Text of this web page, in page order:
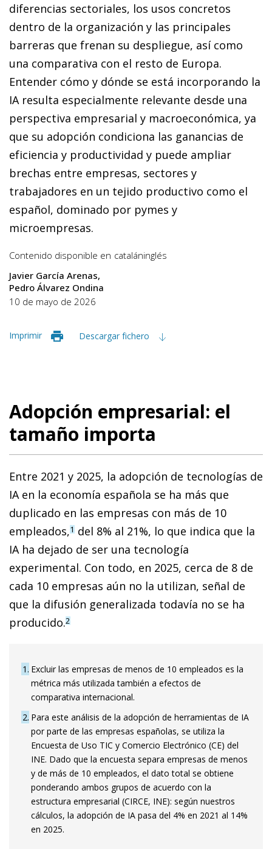
diferencias sectoriales, los usos concretos
dentro de la organización y las principales
barreras que frenan su despliegue, así como
una comparativa con el resto de Europa.
Entender cómo y dónde se está incorporando la
IA resulta especialmente relevante desde una
perspectiva empresarial y macroeconómica, ya
que su adopción condiciona las ganancias de
eficiencia y productividad y puede ampliar
brechas entre empresas, sectores y
trabajadores en un tejido productivo como el
español, dominado por pymes y
microempresas.
Contenido disponible en cataláninglés
Javier García Arenas
Pedro Álvarez Ondina
10 de mayo de 2026
Imprimir Descargar fichero
Adopción empresarial: el
tamaño importa
Entre 2021 y 2025, la adopción de tecnologías de
IA en la economía española se ha más que
duplicado en las empresas con más de 10
empleados,1 del 8% al 21%, lo que indica que la
IA ha dejado de ser una tecnología
experimental. Con todo, en 2025, cerca de 8 de
cada 10 empresas aún no la utilizan, señal de
que la difusión generalizada todavía no se ha
producido.2
1 Excluir las empresas de menos de 10 empleados es la
métrica más utilizada también a efectos de
comparativa internacional.
2 Para este análisis de la adopción de herramientas de IA
por parte de las empresas españolas, se utiliza la
Encuesta de Uso TIC y Comercio Electrónico (CE) del
INE. Dado que la encuesta separa empresas de menos
y de más de 10 empleados, el dato total se obtiene
ponderando ambos grupos de acuerdo con la
estructura empresarial (CIRCE, INE): según nuestros
cálculos, la adopción de IA pasa del 4% en 2021 al 14%
en 2025.